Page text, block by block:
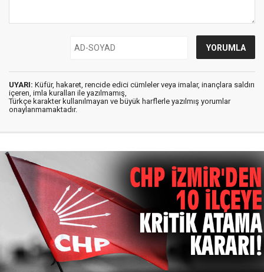
UYARI: Küfür, hakaret, rencide edici cümleler veya imalar, inançlara saldırı
içeren, imla kuralları ile yazılmamış,
Türkçe karakter kullanılmayan ve büyük harflerle yazılmış yorumlar
onaylanmamaktadır.